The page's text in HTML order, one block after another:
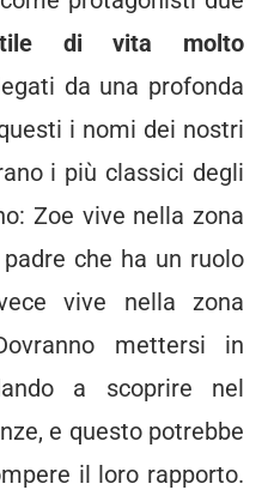
di vita molto
da una profonda
i nomi dei nostri
i più classici degli
Zoe vive nella zona
che ha un ruolo
vive nella zona
mettersi in
a scoprire nel
e questo potrebbe
il loro rapporto.